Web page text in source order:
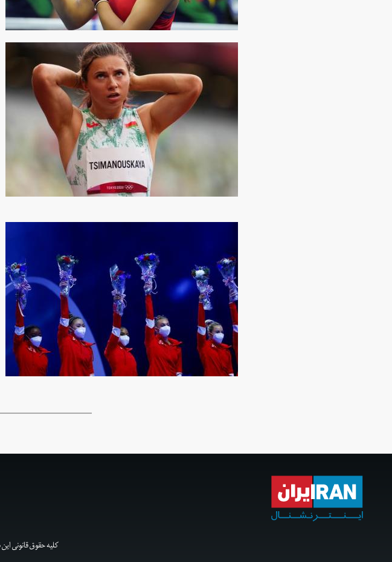
کلیه حقوق قانونی